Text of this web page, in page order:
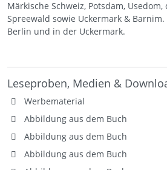
Märkische Schweiz, Potsdam,
Spreewald sowie Uckermark &
Berlin und in der Uckermark.
Leseproben, Medien &
Werbematerial
Abbildung aus dem Buch
Abbildung aus dem Buch
Abbildung aus dem Buch